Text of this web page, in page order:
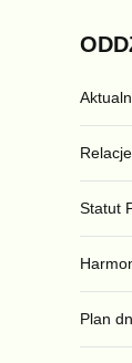
Relacje
Statut
Plan